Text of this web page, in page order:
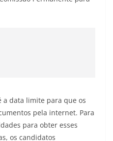
a data limite para que os
pela internet. Para
para obter esses
os candidatos